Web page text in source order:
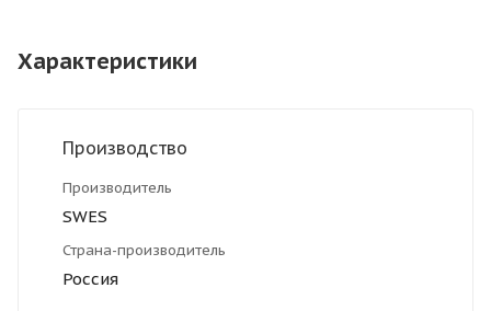
Характеристики
Производство
Производитель
SWES
Страна-производитель
Россия